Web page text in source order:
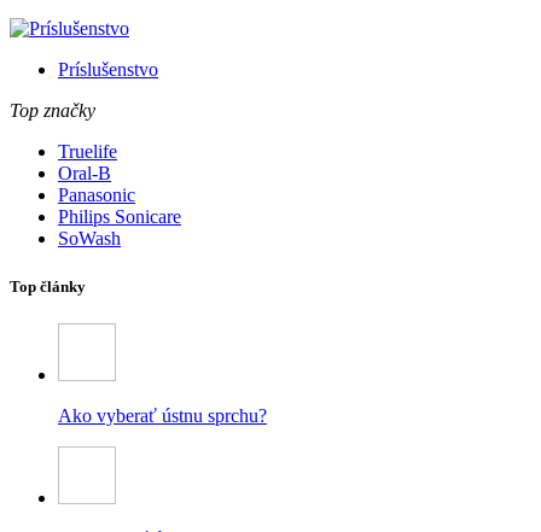
Príslušenstvo
Top značky
Truelife
Oral-B
Panasonic
Philips Sonicare
SoWash
Top články
Ako vyberať ústnu sprchu?